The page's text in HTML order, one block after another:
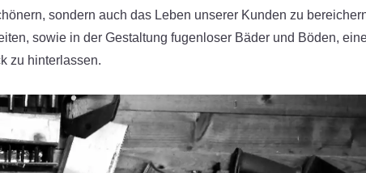
sondern auch das Leben unserer Kunden zu
sowie in der Gestaltung fugenloser Bäder und Böden,
zu hinterlassen.